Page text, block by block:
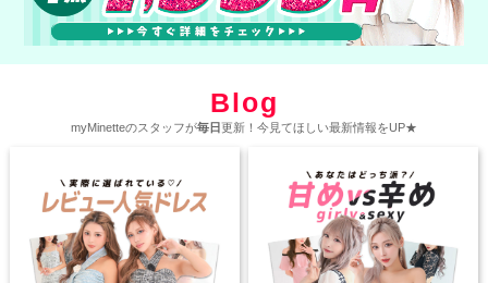
Blog
myMinetteのスタッフが毎日更新！今見てほしい最新情報をUP★